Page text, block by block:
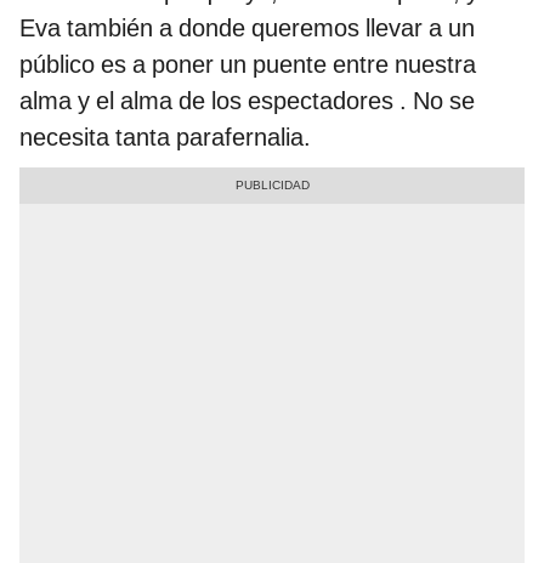
Eva también a donde queremos llevar a un
público es a poner un puente entre nuestra
alma y el alma de los espectadores . No se
necesita tanta parafernalia.